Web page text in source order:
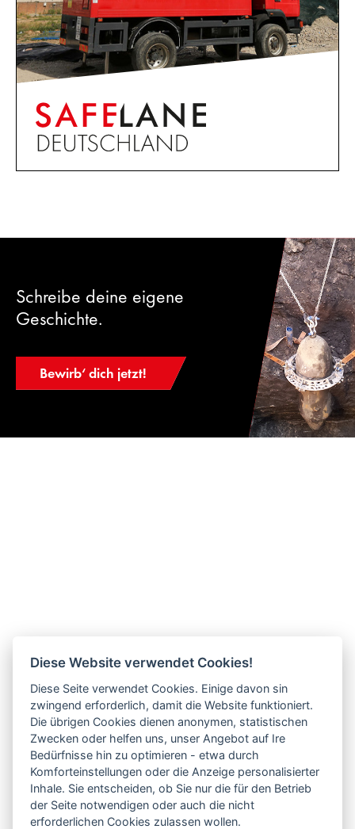
Schreibe deine eigene
Geschichte.
Bewirb‘ dich jetzt!
Diese Website verwendet Cookies!
Diese Seite verwendet Cookies. Einige davon sin
zwingend erforderlich, damit die Website funktioniert.
Die übrigen Cookies dienen anonymen, statistischen
Zwecken oder helfen uns, unser Angebot auf Ire
Bedürfnisse hin zu optimieren - etwa durch
Komforteinstellungen oder die Anzeige personalisierter
Inhale. Sie entscheiden, ob Sie nur die für den Betrieb
der Seite notwendigen oder auch die nicht
erforderlichen Cookies zulassen wollen.